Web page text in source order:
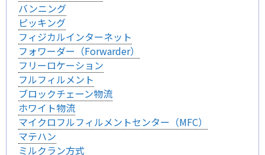
バンニング
ピッキング
フィジカルインターネット
フォワーダー（Forwarder）
フリーロケーション
フルフィルメント
ブロックチェーン物流
ホワイト物流
マイクロフルフィルメントセンター（MFC）
マテハン
ミルクラン方式